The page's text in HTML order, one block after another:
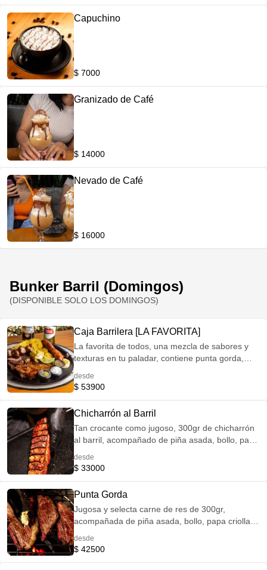
Capuchino
$ 7000
Granizado de Café
$ 14000
Nevado de Café
$ 16000
Bunker Barril (Domingos)
(DISPONIBLE SOLO LOS DOMINGOS)
Caja Barrilera [LA FAVORITA]
La favorita de todos, una mezcla de sabores y
texturas en tu paladar, contiene punta gorda,
artesanal, morcilla, mazorca, piña asada,
BARRIL SOLO ESTÁN DISPONIBLES LOS
DOMINGOS A PARTIR DEL MEDIO DÍA, HASTA
AGOTAR EXISTENCIAS.
desde
$ 53900
Chicharrón al Barril
Tan crocante como jugoso, 300gr de chicharrón
al barril, acompañado de piña asada, bollo, papa
*LOS ASADOS AL BARRIL SOLO ESTÁN
desde
$ 33000
Punta Gorda
Jugosa y selecta carne de res de 300gr,
acompañada de piña asada, bollo, papa criolla o
ASADOS AL BARRIL SOLO ESTÁN
desde
$ 42500